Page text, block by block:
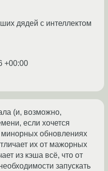
дядей с интеллектом
+00:00
(и, возможно,
если хочется
минорных обновлениях
их от мажорных
из кэша всё, что от
запускать